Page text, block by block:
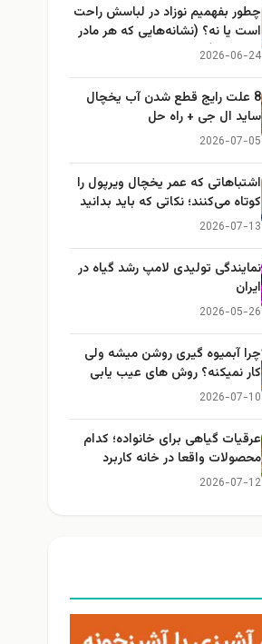
چطور بفهمیم نوزاد در لباسش راحت
است یا نه؟ (نشانه‌هایی که هر مادر
باید بداند)
2026-06-24
8 علت رایج قطع شدن آب یخچال
ساید ال جی + راه حل
2026-07-05
اشتباهاتی که عمر یخچال ویرپول را
کوتاه می‌کنند؛ نکاتی که باید بدانید
2026-07-13
نمایندگی تولیدی لامپ رشد گیاه در
ایران
2026-05-26
چرا آبمیوه گیری روشن میشه ولی
کار نمیکنه؟ روش های عیب یابی
2026-07-10
عرقیات گیاهی برای خانواده؛ کدام
محصولات واقعا در خانه کاربرد
دارند؟
2026-07-12